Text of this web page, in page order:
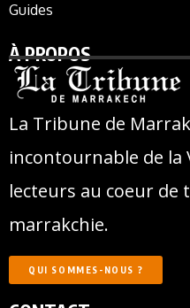
Guides
À PROPOS
La Tribune de
incontournable de la
lecteurs au coeur de
marrakchie.
QUI SOMMES-NOUS ?